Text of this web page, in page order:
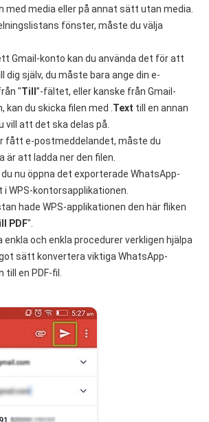
med media eller på annat sätt utan media.
fönster, måste du välja
Gmail-konto kan du använda det för att
dig själv, du måste bara ange din e-
"Till”-fältet, eller kanske från Gmail-
kan du skicka filen med . Text till en annan
vill att det ska delas på.
fått e-postmeddelandet, måste du
är att ladda ner den filen.
nu öppna det exporterade WhatsApp-
WPS-kontorsapplikationen.
hade WPS-applikationen den här fliken
PDF".
enkla och enkla procedurer verkligen hjälpa
sätt konvertera viktiga WhatsApp-
en PDF-fil.